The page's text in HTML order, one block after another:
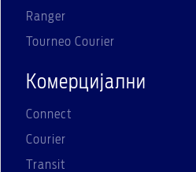
Ranger
Tourneo Courier
Комерцијални
Connect
Courier
Transit